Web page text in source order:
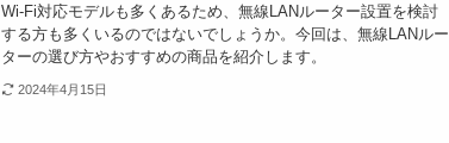
Wi-Fi対応モデルも多くあるため、無線LANルーター設置を検討
する方も多くいるのではないでしょうか。今回は、無線LANルー
ターの選び方やおすすめの商品を紹介します。
2024年4月15日